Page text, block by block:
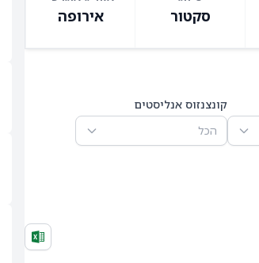
סקטור אירופה
קונצנזוס אנליסטים
הכל